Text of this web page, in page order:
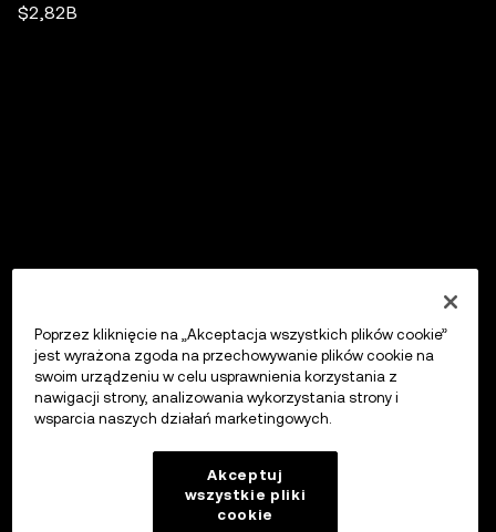
$2,82B
Poprzez kliknięcie na „Akceptacja wszystkich plików cookie”
jest wyrażona zgoda na przechowywanie plików cookie na
swoim urządzeniu w celu usprawnienia korzystania z
nawigacji strony, analizowania wykorzystania strony i
wsparcia naszych działań marketingowych.
Akceptuj
wszystkie pliki
cookie